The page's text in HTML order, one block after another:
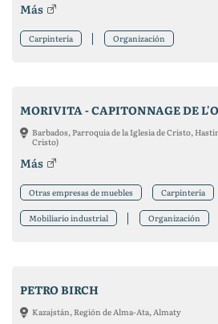
Más
Carpintería Organización
MORIVITA - CAPITONNAGE DE
Barbados, Parroquia de la Iglesia de Cristo,
Cristo)
Más
Otras empresas de muebles Carpintería
Mobiliario industrial Organización
PETRO BIRCH
Kazajstán, Región de Alma-Ata, Almaty